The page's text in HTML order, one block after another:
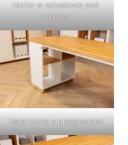
biurko w zabudowie pod
oknem
białe biurko z przegrodami